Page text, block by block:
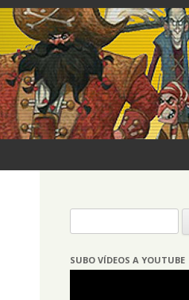
SUBO VÍDEOS A YOUTUBE